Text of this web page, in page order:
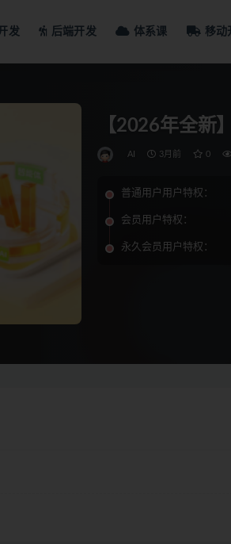
发 后端开发 体系课 移动
【2026年全新
AI 3月前 0
普通用户用户特权：
会员用户特权：
永久会员用户特权：